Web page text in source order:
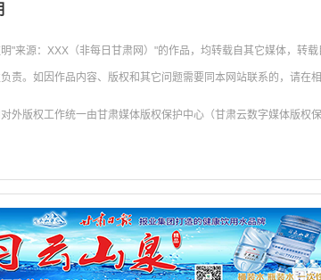
"来源：XXX（非每日甘肃网）"的作品，均转载自其它媒体，转
责。如因作品内容、版权和其它问题需要同本网站联系的，请在
外版权工作统一由甘肃媒体版权保护中心（甘肃云数字媒体版权